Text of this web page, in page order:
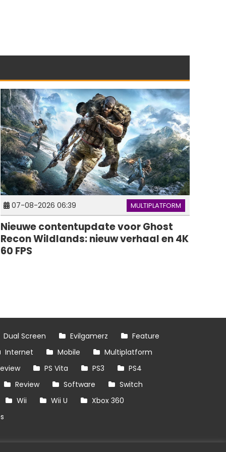
07-08-2026 06:39 MULTIPLATFORM
Nieuwe contentupdate voor Ghost
Recon Wildlands: nieuw verhaal en 4K
60 FPS
Dual Screen Evilgamerz
Feature
Internet Mobile
Multiplatform
PS Vita PS3
PS4
Review Software
Switch
Wii Wii U
Xbox 360